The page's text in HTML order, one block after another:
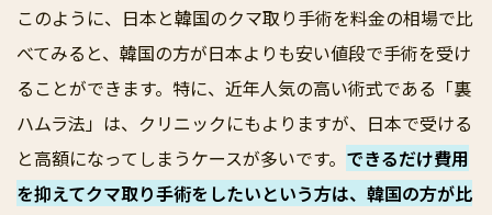
このように、日本と韓国のクマ取り手術を料金の相場で比
べてみると、韓国の方が日本よりも安い値段で手術を受け
ることができます。特に、近年人気の高い術式である「裏
ハムラ法」は、クリニックにもよりますが、日本で受ける
と高額になってしまうケースが多いです。 できるだけ費用
を抑えてクマ取り手術をしたいという方は、韓国の方が比